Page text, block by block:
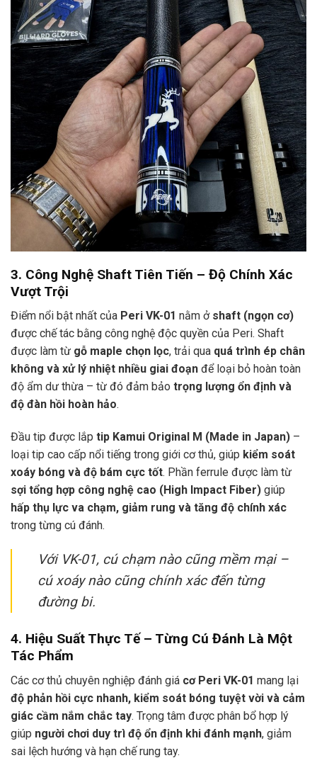
3. Công Nghệ Shaft Tiên Tiến – Độ Chính Xác
Vượt Trội
Điểm nổi bật nhất của Peri VK-01 nằm ở shaft (ngọn cơ)
được chế tác bằng công nghệ độc quyền của Peri. Shaft
được làm từ gỗ maple chọn lọc, trải qua quá trình ép chân
không và xử lý nhiệt nhiều giai đoạn để loại bỏ hoàn toàn
độ ẩm dư thừa – từ đó đảm bảo trọng lượng ổn định và
độ đàn hồi hoàn hảo.
Đầu tip được lắp tip Kamui Original M (Made in Japan) –
loại tip cao cấp nổi tiếng trong giới cơ thủ, giúp kiểm soát
xoáy bóng và độ bám cực tốt. Phần ferrule được làm từ
sợi tổng hợp công nghệ cao (High Impact Fiber) giúp
hấp thụ lực va chạm, giảm rung và tăng độ chính xác
trong từng cú đánh.
Với VK-01, cú chạm nào cũng mềm mại –
cú xoáy nào cũng chính xác đến từng
đường bi.
4. Hiệu Suất Thực Tế – Từng Cú Đánh Là Một
Tác Phẩm
Các cơ thủ chuyên nghiệp đánh giá cơ Peri VK-01 mang lại
độ phản hồi cực nhanh, kiểm soát bóng tuyệt vời và cảm
giác cầm nắm chắc tay. Trọng tâm được phân bổ hợp lý
giúp người chơi duy trì độ ổn định khi đánh mạnh, giảm
sai lệch hướng và hạn chế rung tay.